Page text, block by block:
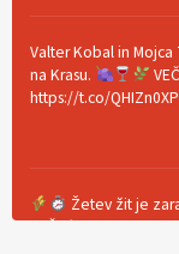
Valter Kobal in
na Krasu.
VEČ
https://t.co/
Žetev žit je
VEČ
https://t.co/